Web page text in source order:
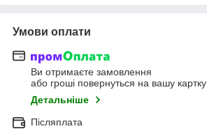
Умови оплати
Ви отримаєте замовлення
або гроші повернуться на вашу картку
Детальніше
Післяплата